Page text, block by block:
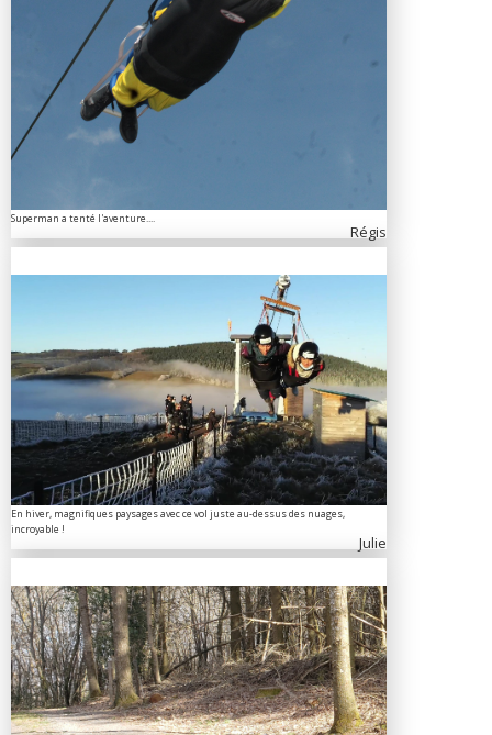
Superman a tenté l'aventure....
Régis
En hiver, magnifiques paysages avec ce vol juste au-dessus des nuages,
incroyable !
Julie